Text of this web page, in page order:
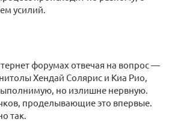
усилий.
форумах отвечая на вопрос —
Хендай Солярис и Киа Рио,
но излишне нервную.
проделывающие это впервые.
так.